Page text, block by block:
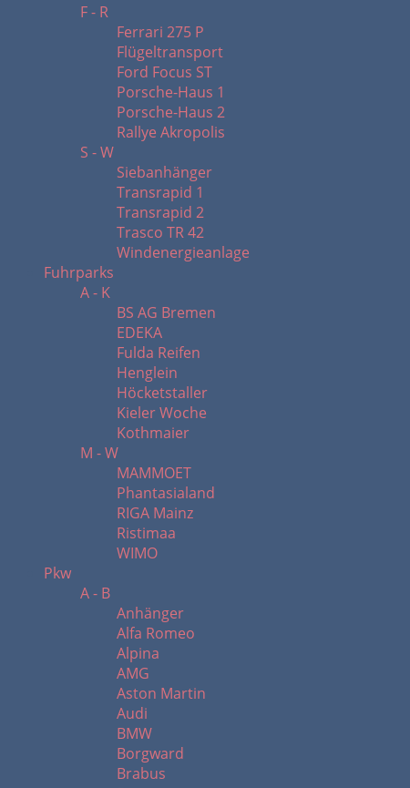
F - R
Ferrari 275 P
Flügeltransport
Ford Focus ST
Porsche-Haus 1
Porsche-Haus 2
Rallye Akropolis
S - W
Siebanhänger
Transrapid 1
Transrapid 2
Trasco TR 42
Windenergieanlage
Fuhrparks
A - K
BS AG Bremen
EDEKA
Fulda Reifen
Henglein
Höcketstaller
Kieler Woche
Kothmaier
M - W
MAMMOET
Phantasialand
RIGA Mainz
Ristimaa
WIMO
Pkw
A - B
Anhänger
Alfa Romeo
Alpina
AMG
Aston Martin
Audi
BMW
Borgward
Brabus